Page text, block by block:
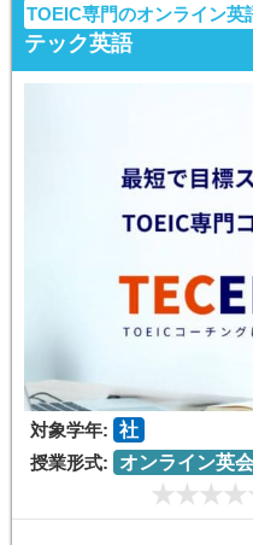
TOEIC専門のオンライン英
テック英語
対象学年: 社
授業形式:
オンライン英